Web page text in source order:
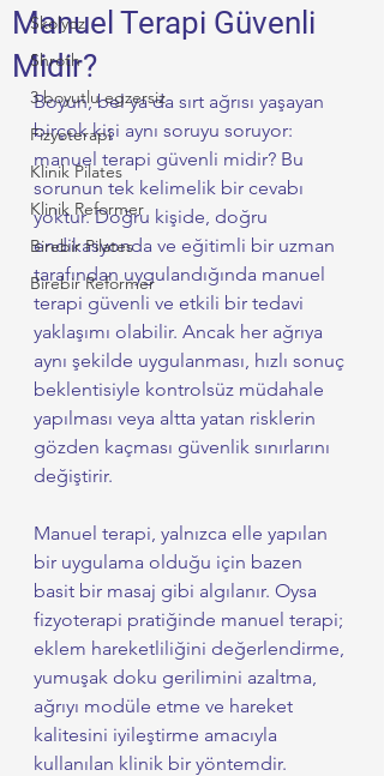
Skolyoz
Shroth
3 boyutlu egzersiz
Fizyoterapi
Klinik Pilates
Klinik Reformer
Birebir Pilates
Birebir Reformer
Manuel Terapi Güvenli
Midir?
Boyun, bel ya da sırt ağrısı yaşayan
birçok kişi aynı soruyu soruyor:
manuel terapi güvenli midir? Bu
sorunun tek kelimelik bir cevabı
yoktur. Doğru kişide, doğru
endikasyonda ve eğitimli bir uzman
tarafından uygulandığında manuel
terapi güvenli ve etkili bir tedavi
yaklaşımı olabilir. Ancak her ağrıya
aynı şekilde uygulanması, hızlı sonuç
beklentisiyle kontrolsüz müdahale
yapılması veya altta yatan risklerin
gözden kaçması güvenlik sınırlarını
değiştirir.
Manuel terapi, yalnızca elle yapılan
bir uygulama olduğu için bazen
basit bir masaj gibi algılanır. Oysa
fizyoterapi pratiğinde manuel terapi;
eklem hareketliliğini değerlendirme,
yumuşak doku gerilimini azaltma,
ağrıyı modüle etme ve hareket
kalitesini iyileştirme amacıyla
kullanılan klinik bir yöntemdir.